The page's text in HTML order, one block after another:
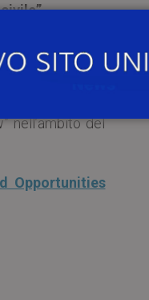
.
nell’ambito del
Opportunities